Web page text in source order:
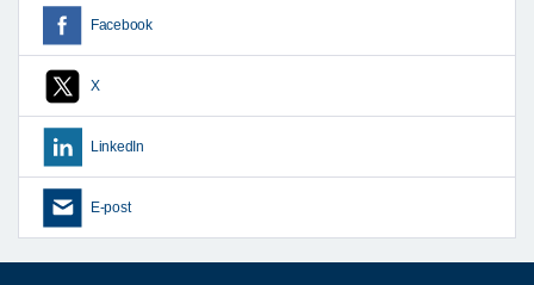
Facebook
X
LinkedIn
E-post